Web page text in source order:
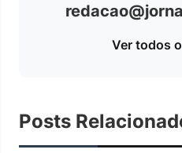
Ver todos
Posts